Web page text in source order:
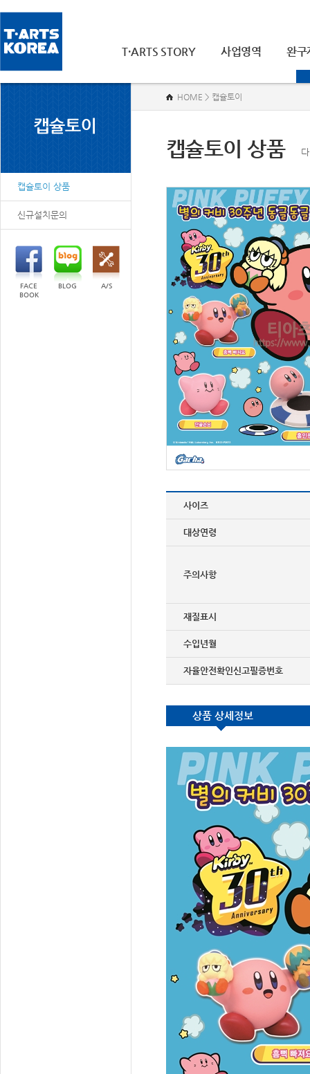
T·ARTS STORY 사업영역 완구
캡슐토이 상품
신규설치문의
FACE
BOOK
BLOG A/S
캡슐토이 상품
HOME > 캡슐토이
사이즈
대상연령
주의사항
재질표시
수입년월
자율안전확인신고필증번호
상품 상세정보